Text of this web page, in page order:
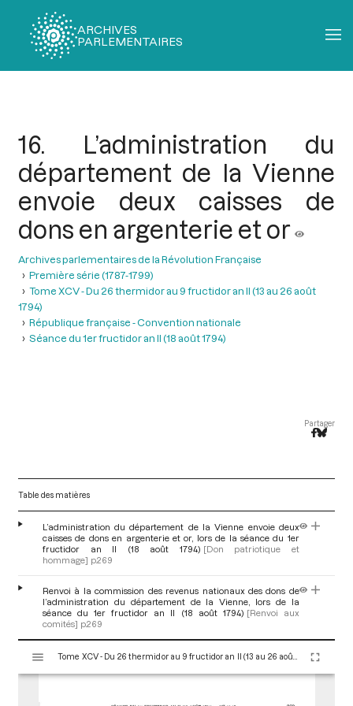
ARCHIVES
PARLEMENTAIRES
16. L’administration du
département de la Vienne
envoie deux caisses de
dons en argenterie et or
Archives parlementaires de la Révolution Française
Première série (1787-1799)
Tome XCV - Du 26 thermidor au 9 fructidor an II (13 au 26 août
1794)
République française - Convention nationale
Séance du 1er fructidor an II (18 août 1794)
Partager
Table des matières
L’administration du département de la Vienne envoie deux
caisses de dons en argenterie et or, lors de la séance du 1er
fructidor an II (18 août 1794) [Don patriotique et
hommage] p.269
Renvoi à la commission des revenus nationaux des dons de
l’administration du département de la Vienne, lors de la
séance du 1er fructidor an II (18 août 1794) [Renvoi aux
comités] p.269
s